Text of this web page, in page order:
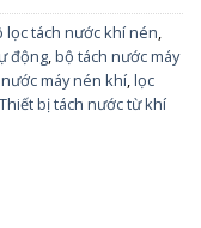
lọc tách nước khí nén,
động,bộ tách nước máy
máy nén khí,lọc
Thiết bị tách nước từ khí